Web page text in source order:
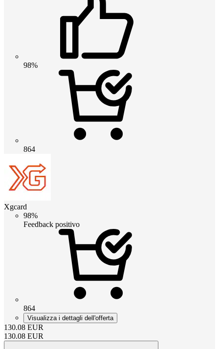
98%
864
Xgcard
98%
Feedback positivo
864
Visualizza i dettagli dell'offerta
130.08 EUR
130.08 EUR